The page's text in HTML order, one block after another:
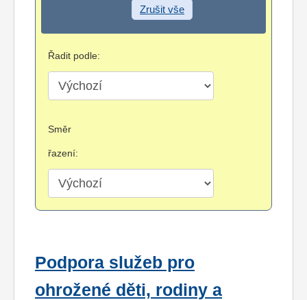
Zrušit vše
Řadit podle:
Směr
řazení:
Podpora služeb pro
ohrožené děti, rodiny a